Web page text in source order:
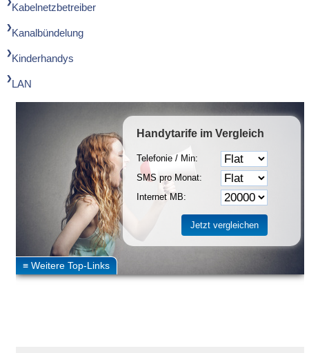
Kabelnetzbetreiber
Kanalbündelung
Kinderhandys
LAN
Handytarife im Vergleich
Telefonie / Min:
SMS pro Monat:
Internet MB: